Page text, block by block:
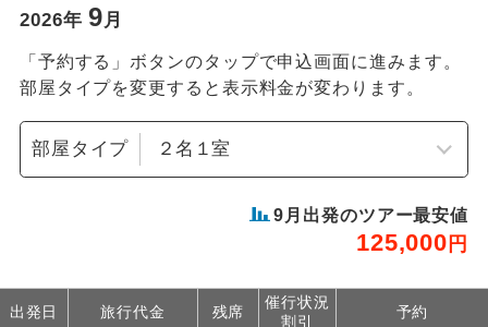
2026年 9月
「予約する」ボタンのタップで申込画面に進みます。
部屋タイプを変更すると表示料金が変わります。
部屋タイプ
9 月出発のツアー最安値
125,000 円
出発日 旅行代金 残席
催行状況
割引
予約